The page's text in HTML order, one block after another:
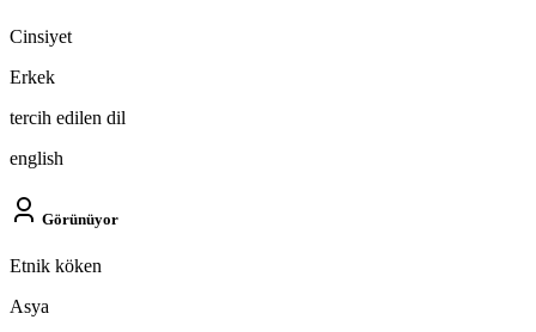
Cinsiyet
Erkek
tercih edilen dil
english
Görünüyor
Etnik köken
Asya